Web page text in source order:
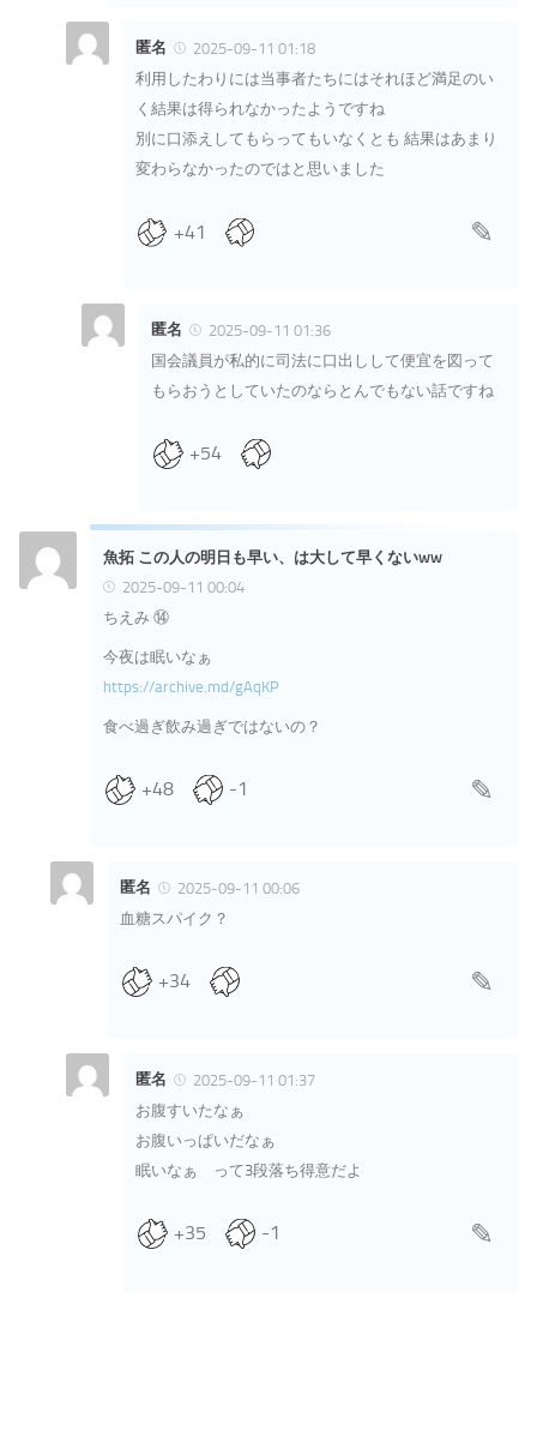
匿名
2025-09-11 01:18
利用したわりには当事者たちにはそれほど満足のい
く結果は得られなかったようですね
別に口添えしてもらってもいなくとも 結果はあまり
変わらなかったのではと思いました
+41
匿名
2025-09-11 01:36
国会議員が私的に司法に口出しして便宜を図って
もらおうとしていたのならとんでもない話ですね
+54
魚拓 この人の明日も早い、は大して早くないww
2025-09-11 00:04
ちえみ ⑭
今夜は眠いなぁ
https://archive.md/gAqKP
食べ過ぎ飲み過ぎではないの？
+48 -1
匿名
2025-09-11 00:06
血糖スパイク？
+34
匿名
2025-09-11 01:37
お腹すいたなぁ
お腹いっぱいだなぁ
眠いなぁ って3段落ち得意だよ
+35 -1